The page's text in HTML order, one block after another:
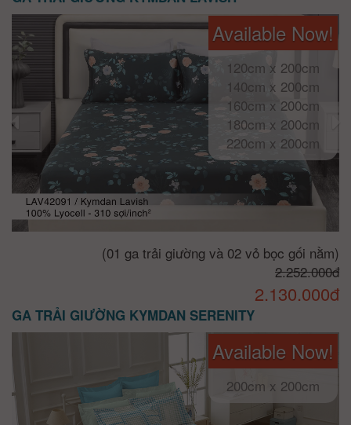
Available Now!
120cm x 200cm
140cm x 200cm
160cm x 200cm
180cm x 200cm
220cm x 200cm
(01 ga trải giường và 02 vỏ bọc gối nằm)
2.252.000đ
2.130.000đ
GA TRẢI GIƯỜNG KYMDAN SERENITY
Available Now!
200cm x 200cm